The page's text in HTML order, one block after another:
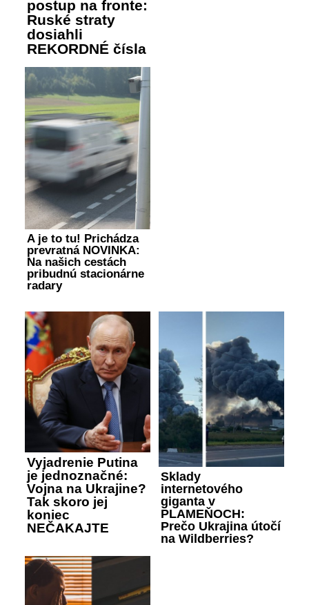
postup na fronte:
Ruské straty
dosiahli
REKORDNÉ čísla
A je to tu! Prichádza
prevratná NOVINKA:
Na našich cestách
pribudnú stacionárne
radary
Vyjadrenie Putina
je jednoznačné:
Vojna na Ukrajine?
Tak skoro jej
koniec
NEČAKAJTE
Sklady
internetového
giganta v
PLAMEŇOCH:
Prečo Ukrajina útočí
na Wildberries?